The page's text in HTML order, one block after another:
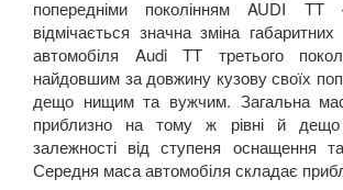
попередніми поколіннямAUDI TT–
відмічається значна зміна габаритних
автомобіля Audi TT третього
найдовшим за довжину кузову своїх
дещо нищим та вужчим. Загальна
приблизно на тому ж рівні й дещо
залежності від ступеня оснащення
Середня маса автомобіля складає